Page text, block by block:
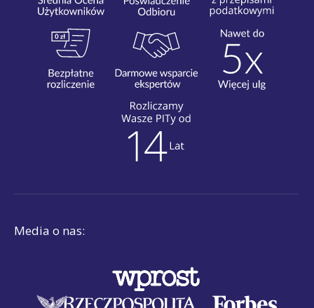
Media o nas: